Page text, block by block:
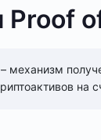
Proof
механизм
на